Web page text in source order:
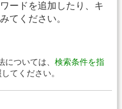
ードを追加したり、キ
てください。
ついては、 検索条件を指
てください。